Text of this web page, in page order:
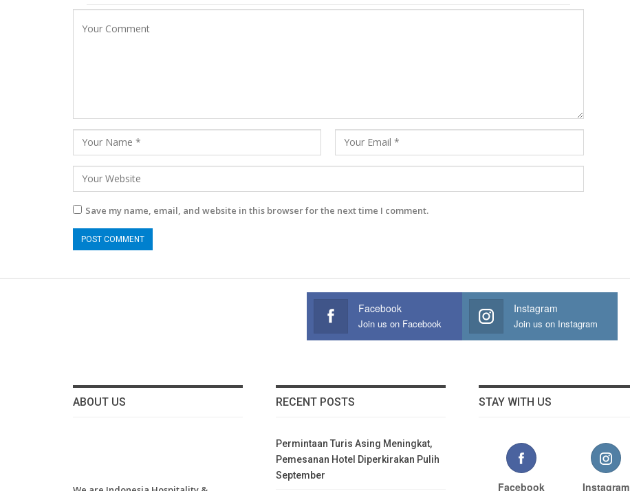
Save my name, email, and website in this browser for the next time I comment.
Facebook
Join us on Facebook
Instagram
Join us on Instagram
ABOUT US RECENT POSTS
Permintaan Turis Asing Meningkat,
Pemesanan Hotel Diperkirakan Pulih
September
STAY WITH US
Facebook Instagram